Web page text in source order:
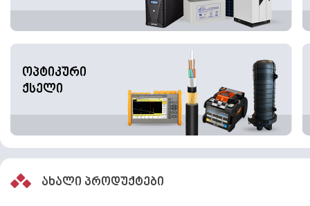
ოპტიკური
ქსელი
ახალი პროდუქტები